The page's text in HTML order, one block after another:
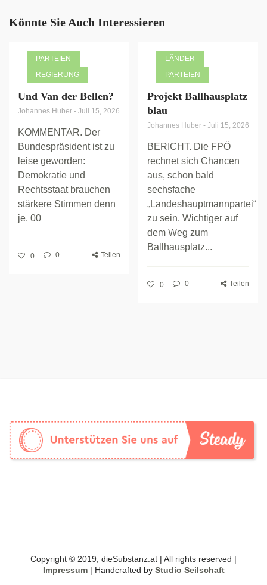
Könnte Sie Auch Interessieren
PARTEIEN
REGIERUNG
Und Van der Bellen?
Johannes Huber - Juli 15, 2026
KOMMENTAR. Der
Bundespräsident ist zu
leise geworden:
Demokratie und
Rechtsstaat brauchen
stärkere Stimmen denn
je. 00
0 0 Teilen
LÄNDER
PARTEIEN
Projekt Ballhausplatz
blau
Johannes Huber - Juli 15, 2026
BERICHT. Die FPÖ
rechnet sich Chancen
aus, schon bald
sechsfache
„Landeshauptmannpartei“
zu sein. Wichtiger auf
dem Weg zum
Ballhausplatz...
0 0 Teilen
Copyright © 2019, dieSubstanz.at | All rights reserved |
Impressum| Handcrafted by Studio Seilschaft